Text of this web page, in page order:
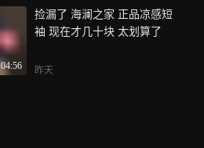
04:56
捡漏了 海澜之家 正品凉感短
袖 现在才几十块 太划算了
昨天